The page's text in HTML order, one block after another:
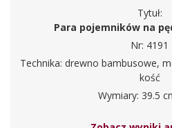
Tytuł:
Para pojemników na
Nr: 4191
Technika: drewno bambusowe,
kość
Wymiary: 39.5